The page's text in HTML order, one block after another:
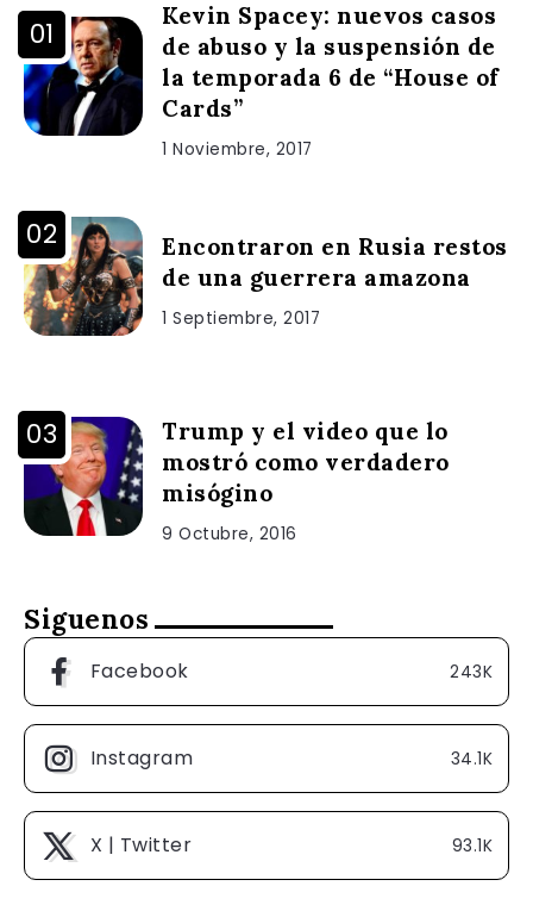
Kevin Spacey: nuevos casos
de abuso y la suspensión de
la temporada 6 de “House of
Cards”
1 Noviembre, 2017
Encontraron en Rusia restos
de una guerrera amazona
1 Septiembre, 2017
Trump y el video que lo
mostró como verdadero
misógino
9 Octubre, 2016
Siguenos
Facebook 243K
Instagram 34.1K
X | Twitter 93.1K